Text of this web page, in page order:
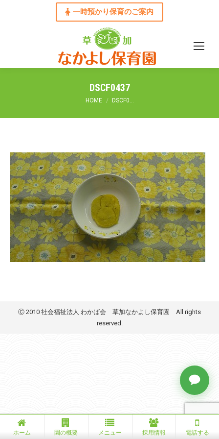
一時預かり保育のご案内
DSCF0437
You are here:
HOME DSCF0…
Ⓒ 2010 社会福祉法人 わかば会 草加なかよし保育園 All rights
reserved.
ホーム 園の概要 メニュー 採用情報 電話する